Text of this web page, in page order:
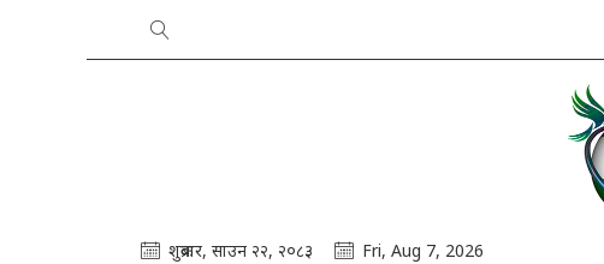
शुक्रबार, साउन २२, २०८३ Fri, Aug 7, 2026